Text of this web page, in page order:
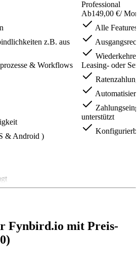
z.B. aus
& Workflows
& Android )
Professional
Ab149,00 €/
Alle Features
Leasing- oder
unterstützt
Fynbird.io mit Preis-